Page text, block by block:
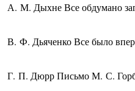
А. М. Дыхне Все обдумано
В. Ф. Дьяченко Все было
Г. П. Дюрр Письмо М. С.